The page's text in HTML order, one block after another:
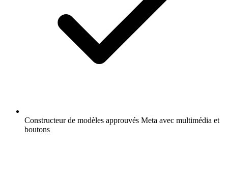
Constructeur de modèles approuvés Meta avec multimédia et
boutons